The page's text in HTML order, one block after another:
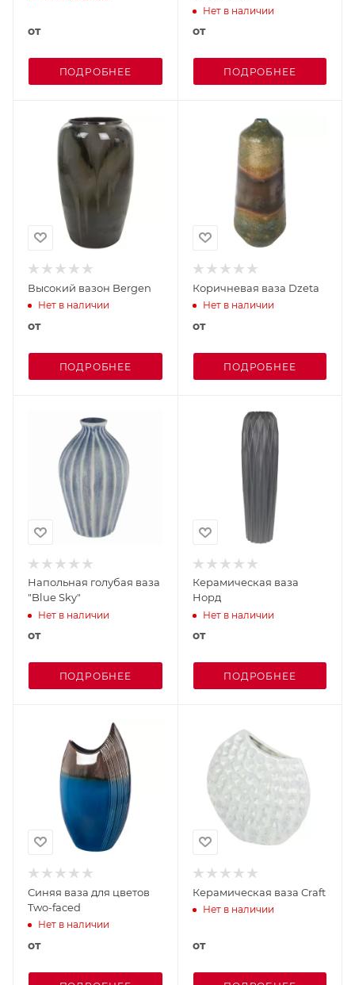
от
ПОДРОБНЕЕ
Нет в наличии
от
ПОДРОБНЕЕ
Высокий вазон Bergen
Нет в наличии
от
ПОДРОБНЕЕ
Коричневая ваза Dzeta
Нет в наличии
от
ПОДРОБНЕЕ
Напольная голубая ваза
"Blue Sky"
Нет в наличии
от
ПОДРОБНЕЕ
Керамическая ваза
Норд
Нет в наличии
от
ПОДРОБНЕЕ
Синяя ваза для цветов
Two-faced
Нет в наличии
от
Керамическая ваза Craft
Нет в наличии
от